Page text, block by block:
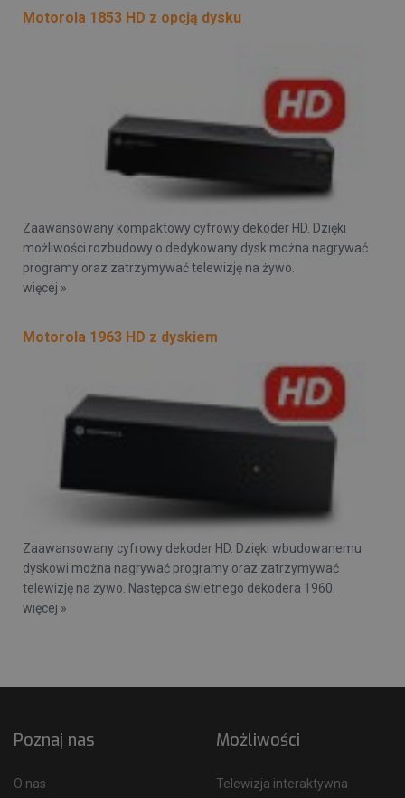
Motorola 1853 HD z opcją dysku
Zaawansowany kompaktowy cyfrowy dekoder HD. Dzięki
możliwości rozbudowy o dedykowany dysk można nagrywać
programy oraz zatrzymywać telewizję na żywo.
więcej »
Motorola 1963 HD z dyskiem
Zaawansowany cyfrowy dekoder HD. Dzięki wbudowanemu
dyskowi można nagrywać programy oraz zatrzymywać
telewizję na żywo. Następca świetnego dekodera 1960.
więcej »
Poznaj nas
O nas
Możliwości
Telewizja interaktywna